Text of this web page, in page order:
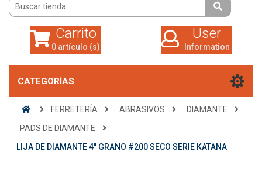
Carrito
0 artículo (s)
User
Information
CATEGORÍAS
FERRETERÍA ABRASIVOS
DIAMANTE
PADS DE DIAMANTE
LIJA DE DIAMANTE 4" GRANO #200 SECO SERIE KATANA